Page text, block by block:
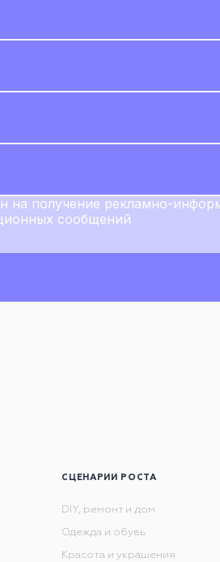
на получение рекламно-
сообщений
СЦЕНАРИИ РОСТА
DIY, ремонт и дом
Одежда и обувь
Красота и украшения